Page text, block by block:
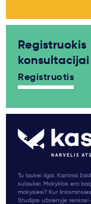
Registruokis
konsultacijai
Registruotis
Tu laukei ilgai. Kantriai
sulaukei. Mokyklos era
mokysiesi? Kur
Studijas užsienyje